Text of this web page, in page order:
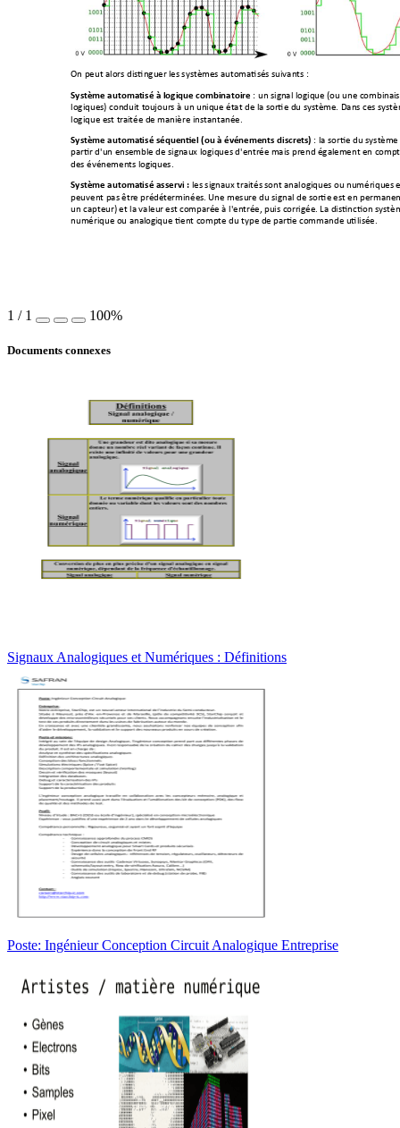
On peut alors distinguer les systèmes automatisés suivants :
Système automatisé à logique combinatoire : un signal logique (ou une combina
logiques) conduit toujours à un unique état de la sortie du système. Dans ces
logique est traitée de manière instantanée.
Système automatisé séquentiel (ou à événements discrets) : la sortie du système
partir d'un ensemble de signaux logiques d'entrée mais prend également en co
des événements logiques.
Système automatisé asservi : les signaux traités sont analogiques ou numériques
peuvent pas être prédéterminées. Une mesure du signal de sortie est en
un capteur) et la valeur est comparée à l'entrée, puis corrigée. La distinction
numérique ou analogique tient compte du type de partie commande utilisée.
1 / 1 100%
Documents connexes
Signaux Analogiques et Numériques : Définitions
Poste: Ingénieur Conception Circuit Analogique Entreprise